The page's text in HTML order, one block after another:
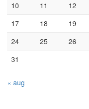
10
11 12
17
18 19
24
25 26
31
« aug